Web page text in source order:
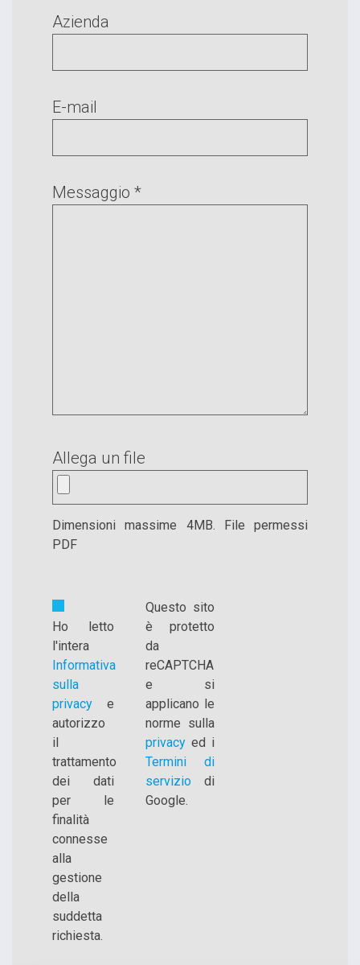
Azienda
E-mail
Messaggio *
Allega un file
Dimensioni massime 4MB. File permessi
PDF
Ho letto
l'intera
Informativa
sulla
privacye
autorizzo
il
trattamento
dei dati
per le
finalità
connesse
alla
gestione
della
suddetta
richiesta.
Questo sito
è protetto
da
reCAPTCHA
e si
applicano le
norme sulla
privacyed i
Termini di
serviziodi
Google.